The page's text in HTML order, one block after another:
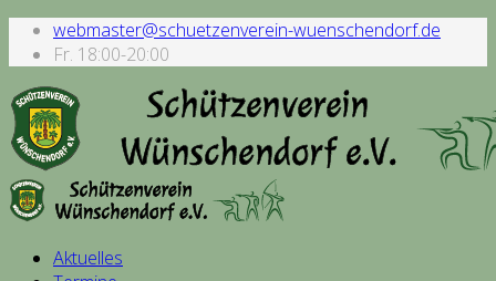
webmaster@schuetzenverein-wuenschendorf.de
Fr. 18:00-20:00
Aktuelles